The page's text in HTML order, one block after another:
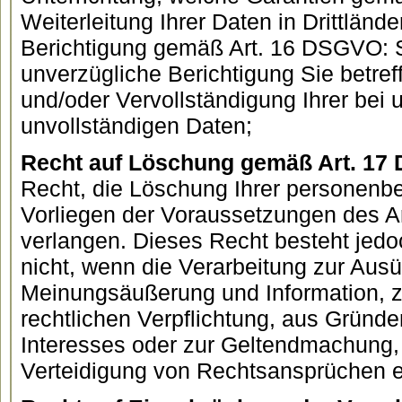
Weiterleitung Ihrer Daten in
Berichtigung gemäß Art. 16 DSGVO:
unverzügliche Berichtigung Sie
und/oder Vervollständigung Ihrer bei
unvollständigen Daten;
Recht auf Löschung gemäß Art. 17
Recht, die Löschung Ihrer
Vorliegen der Voraussetzungen des
verlangen. Dieses Recht besteht
nicht, wenn die Verarbeitung zur
Meinungsäußerung und Information,
rechtlichen Verpflichtung, aus
Interesses oder zur
Verteidigung von Rechtsansprüchen